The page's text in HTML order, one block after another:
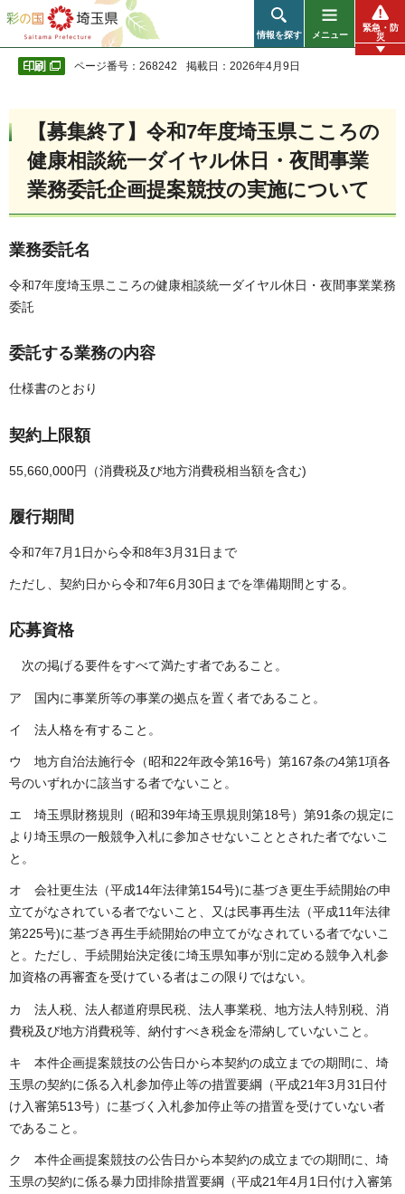
彩の国 埼玉県
情報を探す メニュー
緊急・防
災
ページ番号：268242 掲載日：2026年4月9日
【募集終了】令和7年度埼玉県こころの
健康相談統一ダイヤル休日・夜間事業
業務委託企画提案競技の実施について
業務委託名
令和7年度埼玉県こころの健康相談統一ダイヤル休日・夜間事業業務
委託
委託する業務の内容
仕様書のとおり
契約上限額
55,660,000円（消費税及び地方消費税相当額を含む)
履行期間
令和7年7月1日から令和8年3月31日まで
ただし、契約日から令和7年6月30日までを準備期間とする。
応募資格
次の掲げる要件をすべて満たす者であること。
ア 国内に事業所等の事業の拠点を置く者であること。
イ 法人格を有すること。
ウ 地方自治法施行令（昭和22年政令第16号）第167条の4第1項各
号のいずれかに該当する者でないこと。
エ 埼玉県財務規則（昭和39年埼玉県規則第18号）第91条の規定に
より埼玉県の一般競争入札に参加させないこととされた者でないこ
と。
オ 会社更生法（平成14年法律第154号)に基づき更生手続開始の申
立てがなされている者でないこと、又は民事再生法（平成11年法律
第225号)に基づき再生手続開始の申立てがなされている者でないこ
と。ただし、手続開始決定後に埼玉県知事が別に定める競争入札参
加資格の再審査を受けている者はこの限りではない。
カ 法人税、法人都道府県民税、法人事業税、地方法人特別税、消
費税及び地方消費税等、納付すべき税金を滞納していないこと。
キ 本件企画提案競技の公告日から本契約の成立までの期間に、埼
玉県の契約に係る入札参加停止等の措置要綱（平成21年3月31日付
け入審第513号）に基づく入札参加停止等の措置を受けていない者
であること。
ク 本件企画提案競技の公告日から本契約の成立までの期間に、埼
玉県の契約に係る暴力団排除措置要綱（平成21年4月1日付け入審第